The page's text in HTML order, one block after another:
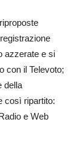
azzerate e si
con il Televoto;
della
così ripartito:
e Web